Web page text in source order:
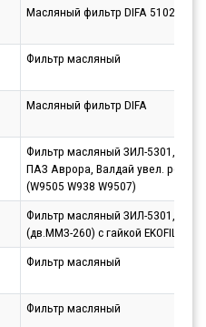
Масляный фильтр DIFA 5102/1
Фильтр масляный
Масляный фильтр DIFA
Фильтр масляный ЗИЛ-5301,
ПАЗ Аврора, Валдай увел. рес.
(W9505 W938 W9507)
Фильтр масляный ЗИЛ-5301,МАЗ-
(дв.ММЗ-260) с гайкой EKOFIL
Фильтр масляный
Фильтр масляный